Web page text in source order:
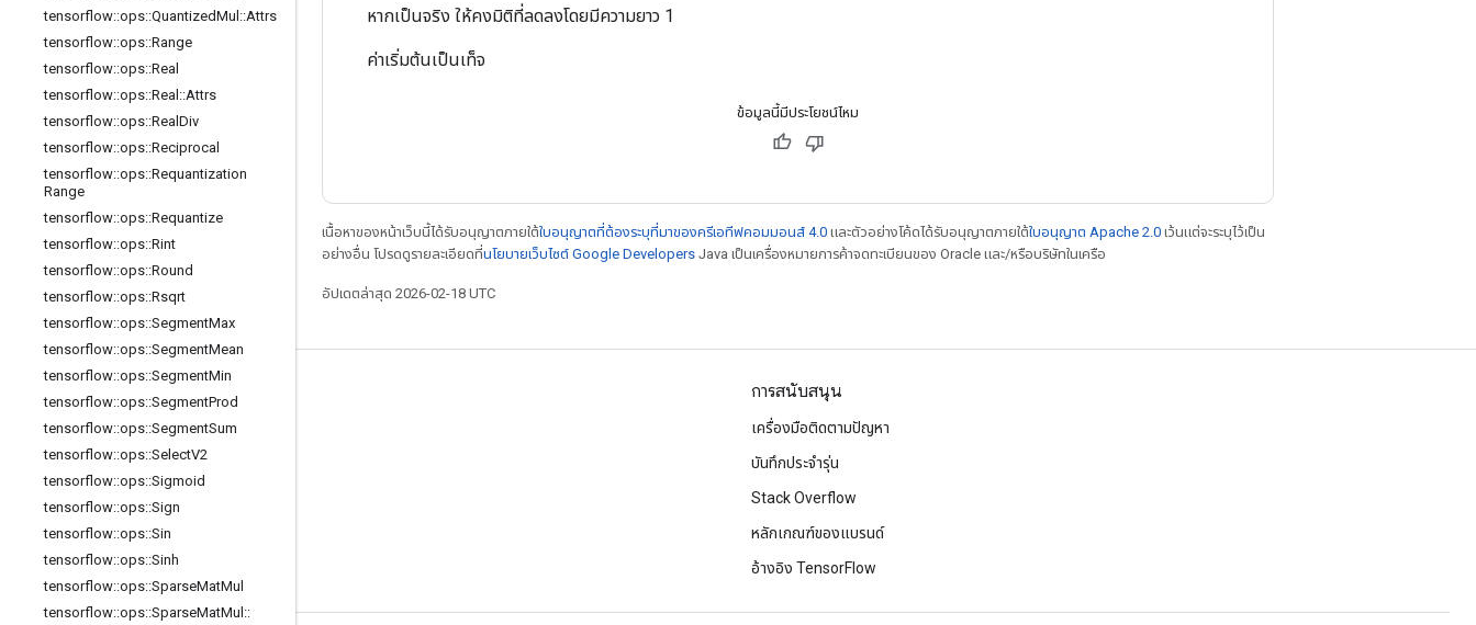
tensorflow::ops::QuantizedMul ::Attrs
tensorflow::ops::Range
tensorflow::ops::Real
tensorflow::ops::Real ::Attrs
tensorflow::ops::Real Div
tensorflow::ops::Reciprocal
tensorflow::ops::Requantization
Range
tensorflow::ops::Requantize
tensorflow::ops::Rint
tensorflow::ops::Round
tensorflow::ops::Rsqrt
tensorflow::ops::SegmentMax
tensorflow::ops::SegmentMean
tensorflow::ops::SegmentMin
tensorflow::ops::SegmentProd
tensorflow::ops::SegmentSum
tensorflow::ops::SelectV2
tensorflow::ops::Sigmoid
tensorflow::ops::Sign
tensorflow::ops::Sin
tensorflow::ops::Sinh
tensorflow::ops::SparseMatMul
tensorflow::ops::SparseMatMul ::
หากเป็นจริง ให้คงมิติที่ลดลงโดยมีความยาว 1
ค่าเริ่มต้นเป็นเท็จ
ข้อมูลนี้มีประโยชน์ไหม
เนื้อหาของหน้าเว็บนี้ได้รับอนุญาตภายใต้ใบอนุญาตที่ต้องระบุที่มาของครีเอทีฟคอมมอนส์ 4.0 และตัวอย่างโค้ดได้รับอนุญาตภายใต้ใบอนุญาต Apache 2.0 เว้นแต่จะระบุไว้เป็น
อย่างอื่น โปรดดูรายละเอียดที่นโยบายเว็บไซต์ Google Developers Java เป็นเครื่องหมายการค้าจดทะเบียนของ Oracle และ/หรือบริษัทในเครือ
อัปเดตล่าสุด 2026-02-18 UTC
เชื่อมต่อเสมอ
บล็อก
ฟอรัม
Twitter
YouTube
การสนับสนุน
เครื่องมือติดตามปัญหา
บันทึกประจำรุ่น
Stack Overflow
หลักเกณฑ์ของแบรนด์
อ้างอิง TensorFlow